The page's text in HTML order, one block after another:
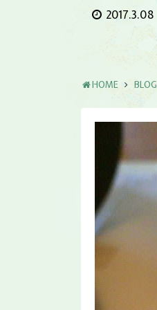
2017.3.08
HOME BLOG